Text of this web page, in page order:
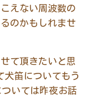
えない周波数の
のかもしれませ
て頂きたいと思
犬笛についてもう
いては昨夜お話